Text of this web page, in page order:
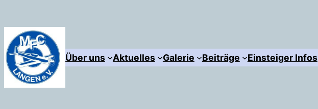
Inhalt
springen
Über uns
Aktuelles Galerie Beiträge Einsteiger Infos